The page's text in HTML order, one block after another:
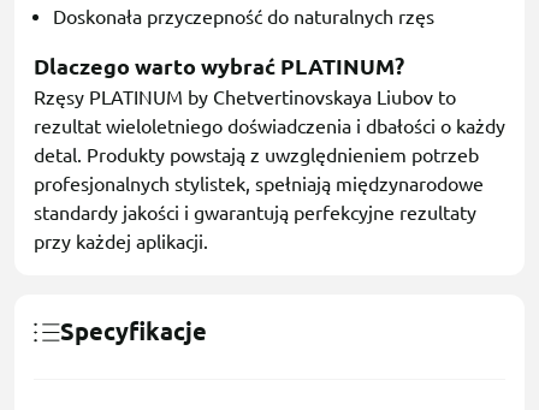
Doskonała przyczepność do naturalnych rzęs
Dlaczego warto wybrać PLATINUM?
Rzęsy PLATINUM by Chetvertinovskaya Liubov to
rezultat wieloletniego doświadczenia i dbałości o każdy
detal. Produkty powstają z uwzględnieniem potrzeb
profesjonalnych stylistek, spełniają międzynarodowe
standardy jakości i gwarantują perfekcyjne rezultaty
przy każdej aplikacji.
Specyfikacje